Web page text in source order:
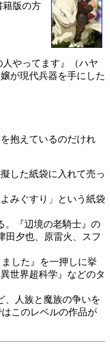
籍版の方
やってます』（ハヤ
が現代兵器を手にした
抱えているのだけれ
した紙袋に入れて売っ
みぐすり」という紙袋
。『辺境の老騎士』の
田夕也、原雷火、スフ
した』を一押しに挙
世界超科学』などのタ
、人族と魔族の争いを
このレベルの作品が